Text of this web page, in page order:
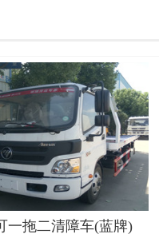
一拖二清障车(蓝牌)